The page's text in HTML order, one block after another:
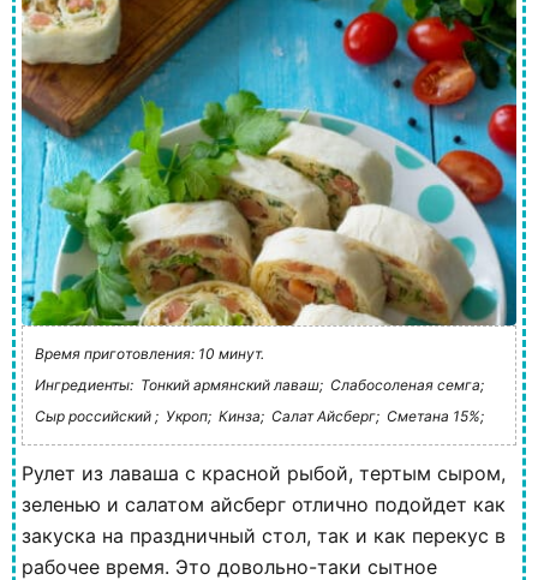
Время приготовления: 10 минут.
Ингредиенты: Тонкий армянский лаваш; Слабосоленая семга;
Сыр российский ; Укроп; Кинза; Салат Айсберг; Сметана 15%;
Рулет из лаваша с красной рыбой, тертым сыром,
зеленью и салатом айсберг отлично подойдет как
закуска на праздничный стол, так и как перекус в
рабочее время. Это довольно-таки сытное